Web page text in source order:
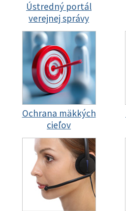
Ústredný portál
verejnej správy
Ochrana mäkkých
cieľov